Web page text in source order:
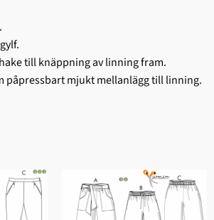
till knäppning av linning fram.
påpressbart mjukt mellanlägg till linning.